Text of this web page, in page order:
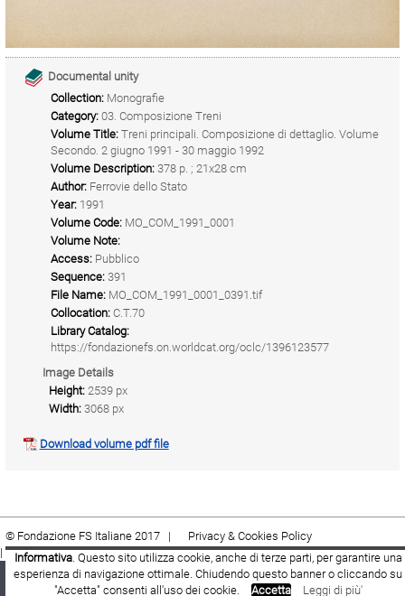
Documental unity
Collection: Monografie
Category: 03. Composizione Treni
Volume Title: Treni principali. Composizione di dettaglio. Volume
Secondo. 2 giugno 1991 - 30 maggio 1992
Volume Description: 378 p. ; 21x28 cm
Author: Ferrovie dello Stato
Year: 1991
Volume Code: MO_COM_1991_0001
Volume Note:
Access: Pubblico
Sequence: 391
File Name: MO_COM_1991_0001_0391.tif
Collocation: C.T.70
Library Catalog:
https://fondazionefs.on.worldcat.org/oclc/1396123577
Image Details
Height: 2539 px
Width: 3068 px
Download volume pdf file
© Fondazione FS Italiane 2017 |
Privacy & Cookies Policy
|Cookie|Termini e condizioni
Informativa. Questo sito utilizza cookie, anche di terze parti, per garantire una
esperienza di navigazione ottimale. Chiudendo questo banner o cliccando su
"Accetta" consenti all'uso dei cookie.
Accetta Leggi di più'
Facebook
Youtube
Fondazione FS Italiane